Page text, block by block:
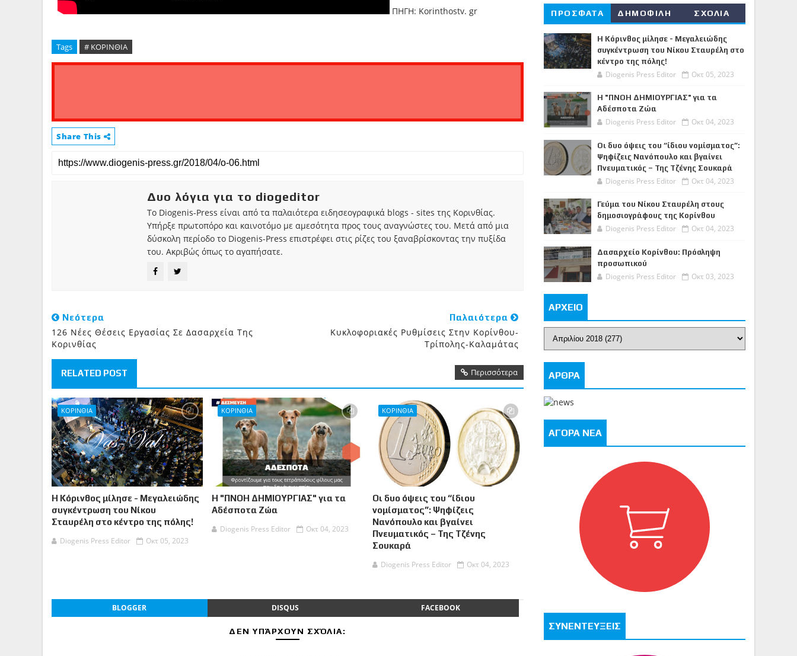
ΠΗΓΗ: Korinthostv. gr
Tags # ΚΟΡΙΝΘΙΑ
Share This
Δυο λόγια για το diogeditor
Το Diogenis-Press είναι από τα παλαιότερα ειδησεογραφικά blogs - sites της Κορινθίας.
Υπήρξε πρωτοπόρο και καινοτόμο με αμεσότητα προς τους αναγνώστες του. Μετά από μια
δύσκολη περίοδο το Diogenis-Press επιστρέφει στις ρίζες του ξαναβρίσκοντας την πυξίδα
του. Ακριβώς όπως το αγαπήσατε.
Νεότερα
126 Νέες Θέσεις Εργασίας Σε Δασαρχεία Της
Κορινθίας
Παλαιότερα
Κυκλοφοριακές Ρυθμίσεις Στην Κορίνθου-
Τρίπολης-Καλαμάτας
RELATED POST Περισσότερα
ΚΟΡΙΝΘΙΑ
Η Κόρινθος μίλησε - Μεγαλειώδης
συγκέντρωση του Νίκου
Σταυρέλη στο κέντρο της πόλης!
Diogenis Press Editor
Οκτ 05, 2023
ΚΟΡΙΝΘΙΑ
Η "ΠΝΟΗ ΔΗΜΙΟΥΡΓΙΑΣ" για τα
Αδέσποτα Ζώα
Diogenis Press Editor
Οκτ 04, 2023
ΚΟΡΙΝΘΙΑ
Οι δυο όψεις του “ίδιου
νομίσματος”: Ψηφίζεις
Νανόπουλο και βγαίνει
Πνευματικός – Της Τζένης
Σουκαρά
Diogenis Press Editor
Οκτ 04, 2023
BLOGGER DISQUS FACEBOOK
ΔΕΝ ΥΠΆΡΧΟΥΝ ΣΧΌΛΙΑ:
ΠΡΟΣΦΑΤΑ ΔΗΜΟΦΙΛΗ ΣΧΟΛΙΑ
Η Κόρινθος μίλησε - Μεγαλειώδης
συγκέντρωση του Νίκου Σταυρέλη στο
κέντρο της πόλης!
Diogenis Press Editor Οκτ 05, 2023
Η "ΠΝΟΗ ΔΗΜΙΟΥΡΓΙΑΣ" για τα
Αδέσποτα Ζώα
Diogenis Press Editor Οκτ 04, 2023
Οι δυο όψεις του “ίδιου νομίσματος”:
Ψηφίζεις Νανόπουλο και βγαίνει
Πνευματικός – Της Τζένης Σουκαρά
Diogenis Press Editor Οκτ 04, 2023
Γεύμα του Νίκου Σταυρέλη στους
δημοσιογράφους της Κορίνθου
Diogenis Press Editor Οκτ 04, 2023
Δασαρχείο Κορίνθου: Πρόσληψη
προσωπικού
Diogenis Press Editor Οκτ 03, 2023
ΑΡΧΕΙΟ
ΑΡΘΡΑ
ΑΓΟΡΑ ΝΕΑ
ΣΥΝΕΝΤΕΥΞΕΙΣ